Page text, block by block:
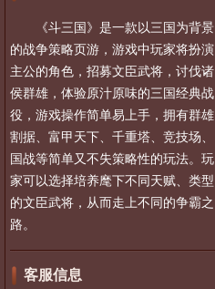
《斗三国》是一款以三国为背景
的战争策略页游，游戏中玩家将扮演
主公的角色，招募文臣武将，讨伐诸
侯群雄，体验原汁原味的三国经典战
役，游戏操作简单易上手，拥有群雄
割据、富甲天下、千重塔、竞技场、
国战等简单又不失策略性的玩法。玩
家可以选择培养麾下不同天赋、类型
的文臣武将，从而走上不同的争霸之
路。
客服信息